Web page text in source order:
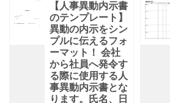
【人事異動内示書
のテンプレート】
異動の内示をシン
プルに伝えるフォ
ーマット！ 会社
から社員へ発令す
る際に使用する人
事異動内示書とな
ります。氏名、日